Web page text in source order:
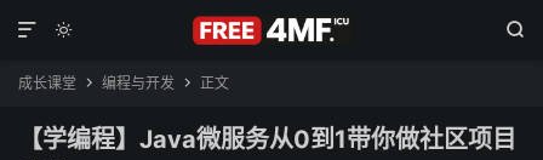
 

成长课堂  编程与开发  正文
【学编程】Java微服务从0到1带你做社区项目